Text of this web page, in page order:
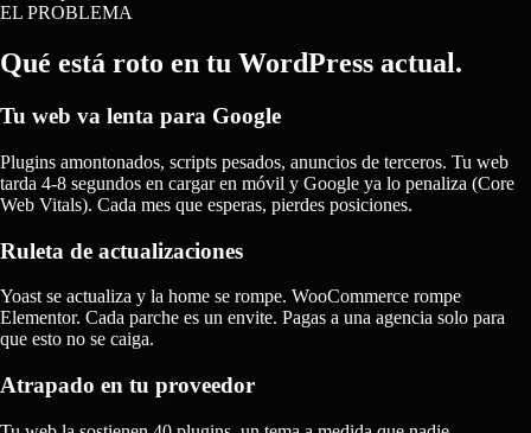
EL PROBLEMA
Qué está roto en tu WordPress actual.
Tu web va lenta para Google
Plugins amontonados, scripts pesados, anuncios de terceros. Tu web
tarda 4-8 segundos en cargar en móvil y Google ya lo penaliza (Core
Web Vitals). Cada mes que esperas, pierdes posiciones.
Ruleta de actualizaciones
Yoast se actualiza y la home se rompe. WooCommerce rompe
Elementor. Cada parche es un envite. Pagas a una agencia solo para
que esto no se caiga.
Atrapado en tu proveedor